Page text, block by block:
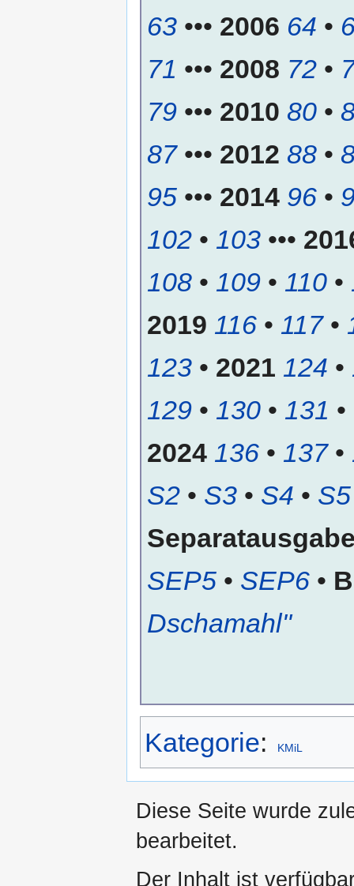
63 ••• 2006 64 •
71 ••• 2008 72 •
79 ••• 2010 80 •
87••• 2012 88 •
95 ••• 2014 96 •
102 • 103 •••
108 • 109 • 110 •
2019 116 • 117•
123 • 2021 124 •
129 • 130 • 131 •
2024 136 • 137•
S2 • S3 • S4 • S5
SEP5 • SEP6 •
Dschamahl"
Kategorie: KMiL
Diese Seite wurde
bearbeitet.
Der Inhalt ist